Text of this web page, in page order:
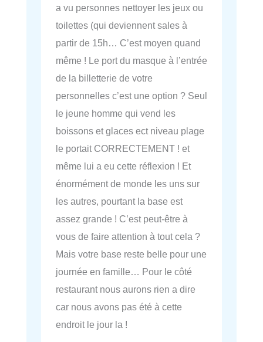
a vu personnes nettoyer les jeux ou
toilettes (qui deviennent sales à
partir de 15h… C’est moyen quand
même ! Le port du masque à l’entrée
de la billetterie de votre
personnelles c’est une option ? Seul
le jeune homme qui vend les
boissons et glaces ect niveau plage
le portait CORRECTEMENT ! et
même lui a eu cette réflexion ! Et
énormément de monde les uns sur
les autres, pourtant la base est
assez grande ! C’est peut-être à
vous de faire attention à tout cela ?
Mais votre base reste belle pour une
journée en famille… Pour le côté
restaurant nous aurons rien a dire
car nous avons pas été à cette
endroit le jour la !